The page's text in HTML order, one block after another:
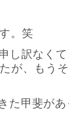
。笑
し訳なく
が、もう
た甲斐が